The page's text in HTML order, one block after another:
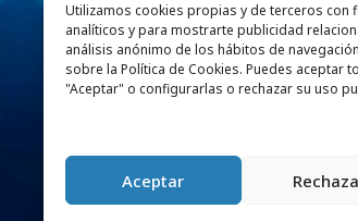
Utilizamos cookies propias y de terceros con
analíticos y para mostrarte publicidad
análisis anónimo de los hábitos de
sobre la Política de Cookies. Puedes aceptar
"Aceptar" o configurarlas o rechazar su uso
Aceptar